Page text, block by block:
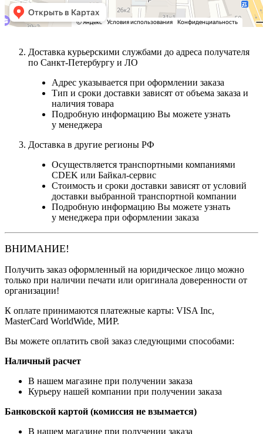
Доставка курьерскими службами до адреса получателя
по Санкт-Петербургу и ЛО
Адрес указывается при оформлении заказа
Тип и сроки доставки зависят от объема заказа и
наличия товара
Подробную информацию Вы можете узнать
у менеджера
Доставка в другие регионы РФ
Осуществляется транспортными компаниями
CDEK или Байкал-сервис
Стоимость и сроки доставки зависят от условий
доставки выбранной транспортной компании
Подробную информацию Вы можете узнать
у менеджера при оформлении заказа
ВНИМАНИЕ!
Получить заказ оформленный на юридическое лицо можно
только при наличии печати или оригинала доверенности от
организации!
К оплате принимаются платежные карты: VISA Inc,
MasterCard WorldWide, МИР.
Вы можете оплатить свой заказ следующими способами:
Наличный расчет
В нашем магазине при получении заказа
Курьеру нашей компании при получении заказа
Банковской картой (комиссия не взымается)
В нашем магазине при получении заказа